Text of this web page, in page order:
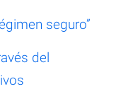
seguro”
del